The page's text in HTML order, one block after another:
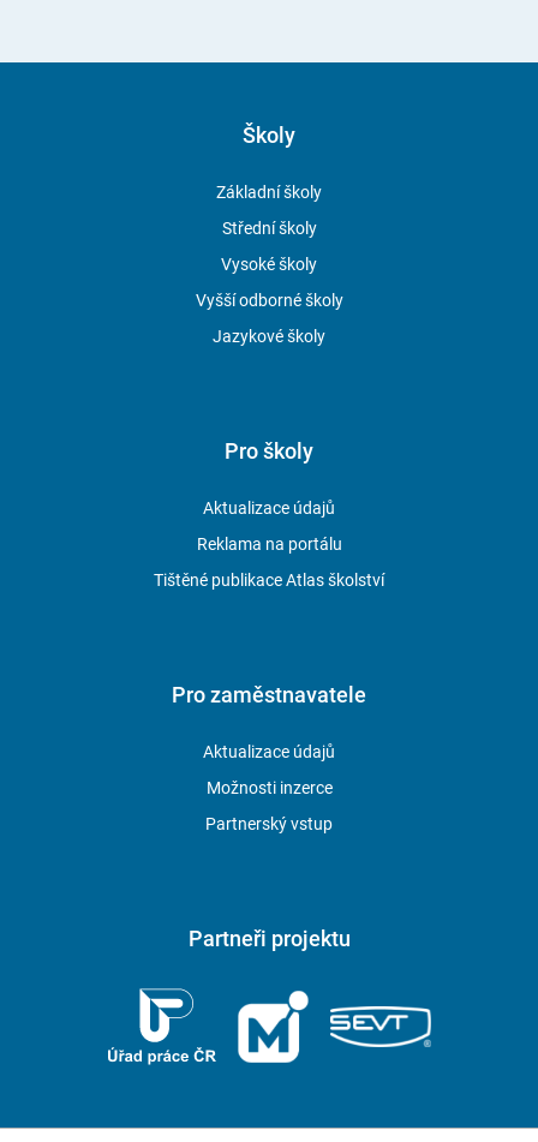
Školy
Základní školy
Střední školy
Vysoké školy
Vyšší odborné školy
Jazykové školy
Pro školy
Aktualizace údajů
Reklama na portálu
Tištěné publikace Atlas školství
Pro zaměstnavatele
Aktualizace údajů
Možnosti inzerce
Partnerský vstup
Partneři projektu